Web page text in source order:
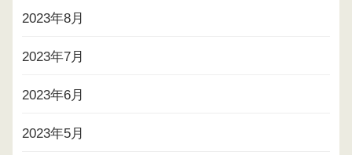
2023年8月
2023年7月
2023年6月
2023年5月